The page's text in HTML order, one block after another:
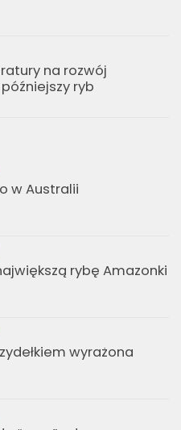
na rozwój
ryb
w Australii
rybę Amazonki
wyrażona